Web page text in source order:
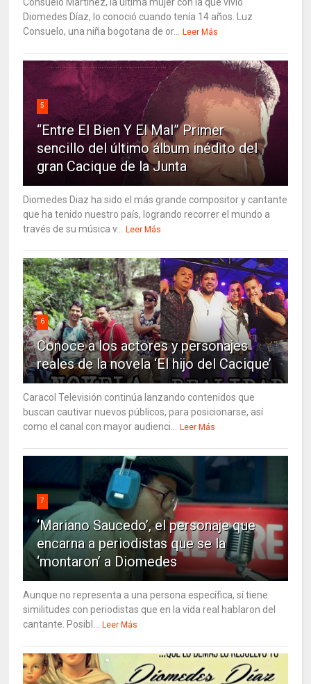
Consuelo Martínez, la última mujer con la que vivió
Diomedes Díaz, lo conoció cuando tenía 14 años. Luz
Consuelo, una niña bogotana de or... Leer Más
5
“Entre El Bien Y El Mal” Primer
sencillo del último álbum inédito del
gran Cacique de la Junta
Diomedes Diaz ha sido el más grande compositor y cantante
que ha tenido nuestro país, logrando recorrer el mundo a
través de su música v... Leer Más
6
Conoce a los actores y personajes
reales de la novela ‘El hijo del Cacique’
Caracol Televisión continúa lanzando contenidos que
buscan cautivar nuevos públicos, para posicionarse, así
como el canal con mayor audienci... Leer Más
7
‘Mariano Saucedo’, el personaje que
encarna a periodistas que se la
‘montaron’ a Diomedes
Aunque no representa a una persona específica, sí tiene
similitudes con periodistas que en la vida real hablaron del
cantante. Posibl... Leer Más